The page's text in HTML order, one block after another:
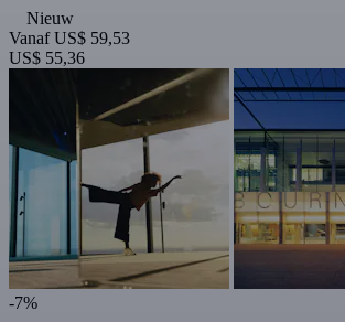
Nieuw
Vanaf US$ 59,53
US$ 55,36
-7%